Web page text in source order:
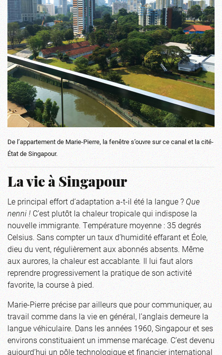
De l’appartement de Marie-Pierre, la fenêtre s’ouvre sur ce canal et la cité-
État de Singapour.
La vie à Singapour
Le principal effort d’adaptation a-t-il été la langue ?Que
nenni !C’est plutôt la chaleur tropicale qui indispose la
nouvelle immigrante. Température moyenne : 35 degrés
Celsius. Sans compter un taux d’humidité effarant et Éole,
dieu du vent, régulièrement aux abonnés absents. Même
aux aurores, la chaleur est accablante.Il lui faut alors
reprendre progressivement la pratique de son activité
favorite, la course à pied.
Marie-Pierre précise par ailleurs que pour communiquer, au
travail comme dans la vie en général, l’anglais demeure la
langue véhiculaire. Dans les années 1960, Singapour et ses
environs constituaient un immense marécage. C’est devenu
aujourd’hui un pôle technologique et financier international